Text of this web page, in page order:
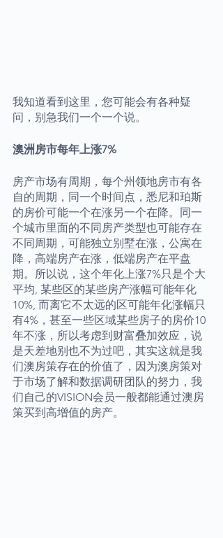
我知道看到这里，您可能会有各种疑
问，别急我们一个一个说。
澳洲房市每年上涨7%
房产市场有周期，每个州领地房市有各
自的周期，同一个时间点，悉尼和珀斯
的房价可能一个在涨另一个在降。同一
个城市里面的不同房产类型也可能存在
不同周期，可能独立别墅在涨，公寓在
降，高端房产在涨，低端房产在平盘
期。所以说，这个年化上涨7%只是个大
平均, 某些区的某些房产涨幅可能年化
10%, 而离它不太远的区可能年化涨幅只
有4%，甚至一些区域某些房子的房价10
年不涨，所以考虑到财富叠加效应，说
是天差地别也不为过吧，其实这就是我
们澳房策存在的价值了，因为澳房策对
于市场了解和数据调研团队的努力，我
们自己的VISION会员一般都能通过澳房
策买到高增值的房产。